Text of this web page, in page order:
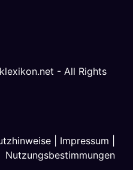
- All Rights
Impressum
Nutzungsbestimmungen